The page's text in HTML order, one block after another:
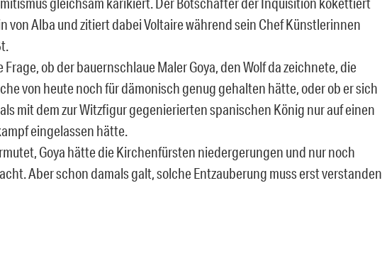
von Alba und zitiert dabei Voltaire während sein Chef Künstlerinnen
Frage, ob der bauernschlaue Maler Goya, den Wolf da zeichnete, die
von heute noch für dämonisch genug gehalten hätte, oder ob er sich
mit dem zur Witzfigur gegenierierten spanischen König nur auf einen
eingelassen hätte.
Goya hätte die Kirchenfürsten niedergerungen und nur noch
Aber schon damals galt, solche Entzauberung muss erst verstanden